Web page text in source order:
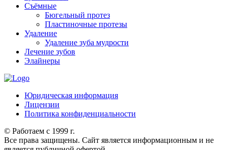
Съёмные
Бюгельный протез
Пластиночные протезы
Удаление
Удаление зуба мудрости
Лечение зубов
Элайнеры
Юридическая информация
Лицензии
Политика конфиденциальности
© Работаем с 1999 г.
Все права защищены. Сайт является информационным и не